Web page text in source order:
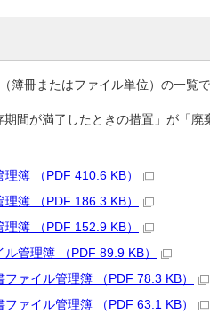
簿冊またはファイル単位）の一覧で
間が満了したときの措置」が「
簿 （PDF 410.6 KB）
簿 （PDF 186.3 KB）
簿 （PDF 152.9 KB）
管理簿 （PDF 89.9 KB）
ァイル管理簿 （PDF 78.3 KB）
ァイル管理簿 （PDF 63.1 KB）